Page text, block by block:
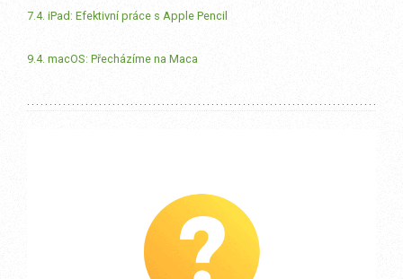
7.4. iPad: Efektivní práce s Apple Pencil
9.4. macOS: Přecházíme na Maca